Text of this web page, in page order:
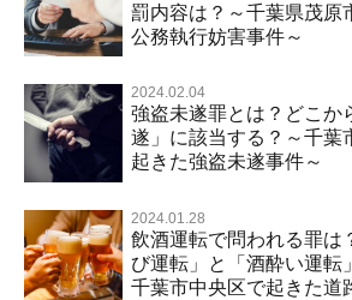
罰内容は？～千葉県茂原
公務執行妨害事件～
2024.02.04
強盗未遂罪とは？どこか
遂」に該当する？～千葉
起きた強盗未遂事件～
2024.01.28
飲酒運転で問われる罪は
び運転」と「酒酔い運転
千葉市中央区で起きた道